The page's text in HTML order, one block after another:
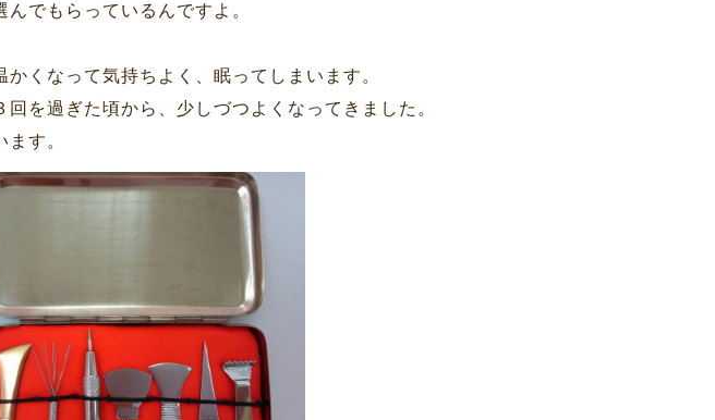
でもらっているんですよ。
くなって気持ちよく、眠ってしまいます。
を過ぎた頃から、少しづつよくなってきました。
す。